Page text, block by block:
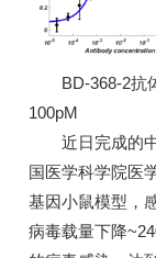
BD-368-2抗体
100pM
近日完成的中
国医学科学院医
基因小鼠模型，
病毒载量下降